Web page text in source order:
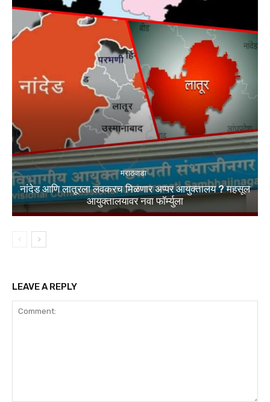
मराठवाडा
नांदेड आणि लातूरला लवकरच मिळणार अप्पर आयुक्तालय ? महसूल
आयुक्तालयावर नवा फॉर्म्युला
LEAVE A REPLY